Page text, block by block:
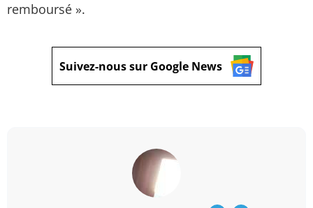
remboursé ».
Suivez-nous sur Google News